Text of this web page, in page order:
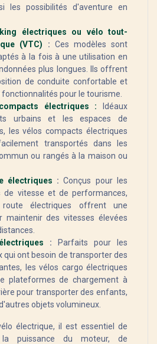
les possibilités d'aventure en
électriques ou vélo tout-
(VTC) : Ces modèles sont
à la fois à une utilisation en
plus longues. Ils offrent
de conduite confortable et
pour le tourisme.
électriques : Idéaux
urbains et les espaces de
les vélos compacts électriques
transportés dans les
ou rangés à la maison ou
électriques : Conçus pour les
de vitesse et de performances,
électriques offrent une
maintenir des vitesses élevées
: Parfaits pour les
qui ont besoin de transporter des
les vélos cargo électriques
plateformes de chargement à
pour transporter des enfants,
objets volumineux.
électrique, il est essentiel de
puissance du moteur, de